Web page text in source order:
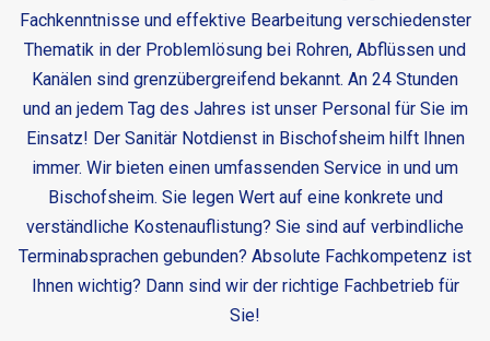
Fachkenntnisse und effektive Bearbeitung verschiedenster
Thematik in der Problemlösung bei Rohren, Abflüssen und
Kanälen sind grenzübergreifend bekannt. An 24 Stunden
und an jedem Tag des Jahres ist unser Personal für Sie im
Einsatz! Der Sanitär Notdienst in Bischofsheimhilft Ihnen
immer. Wir bieten einen umfassenden Service in und um
Bischofsheim. Sie legen Wert auf eine konkrete und
verständliche Kostenauflistung? Sie sind auf verbindliche
Terminabsprachen gebunden? Absolute Fachkompetenz ist
Ihnen wichtig? Dann sind wir der richtige Fachbetrieb für
Sie!